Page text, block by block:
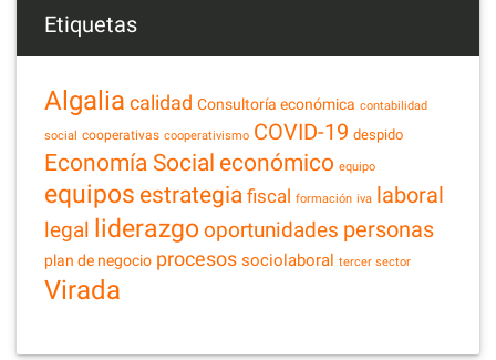
Etiquetas
Algalia calidad Consultoría económica contabilidad
social cooperativas cooperativismo COVID-19 despido
Economía Social económico equipo
equipos estrategia fiscal formación iva laboral
legal liderazgo oportunidades personas
plan de negocio procesos sociolaboral tercer sector
Virada